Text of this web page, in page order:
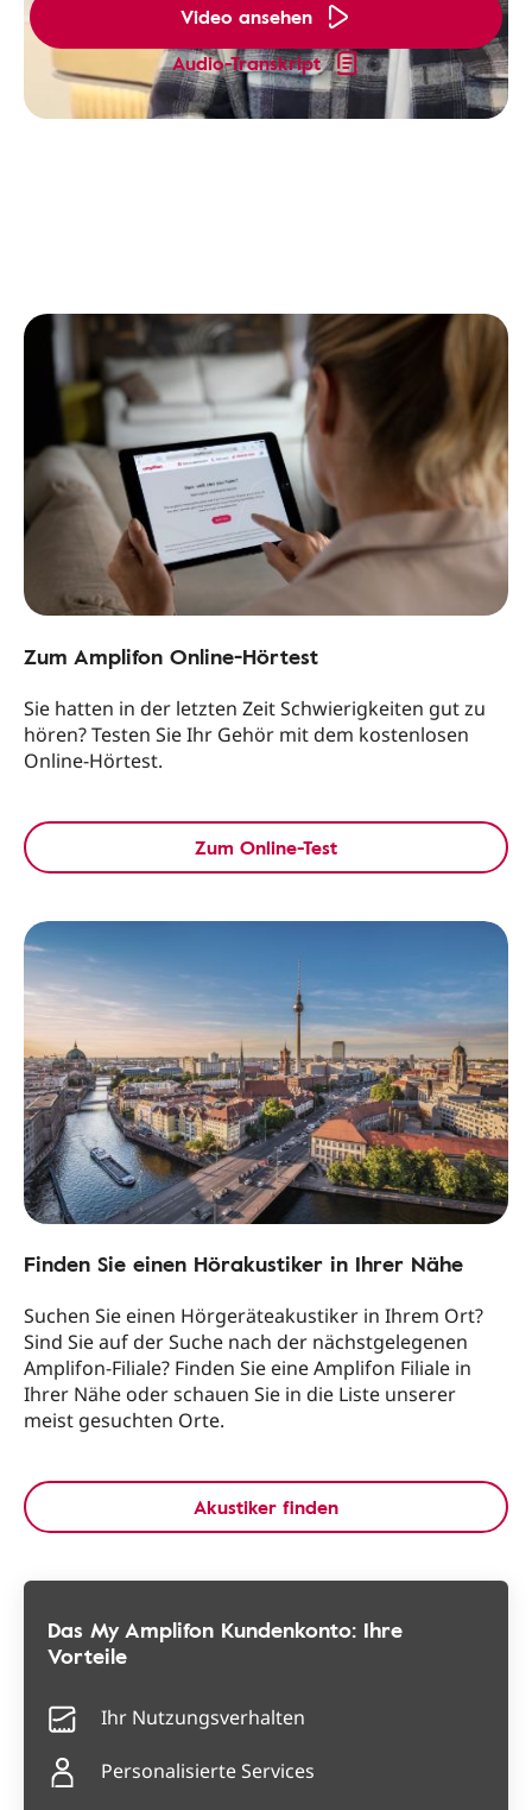
Video ansehen
Audio-Transkript
Zum Amplifon Online-Hörtest
Sie hatten in der letzten Zeit Schwierigkeiten gut zu
hören? Testen Sie Ihr Gehör mit dem kostenlosen
Online-Hörtest.
Zum Online-Test
Finden Sie einen Hörakustiker in Ihrer Nähe
Suchen Sie einen Hörgeräteakustiker in Ihrem Ort?
Sind Sie auf der Suche nach der nächstgelegenen
Amplifon-Filiale? Finden Sie eine Amplifon Filiale in
Ihrer Nähe oder schauen Sie in die Liste unserer
meist gesuchten Orte.
Akustiker finden
Das My Amplifon Kundenkonto: Ihre
Vorteile
Ihr Nutzungsverhalten
Personalisierte Services